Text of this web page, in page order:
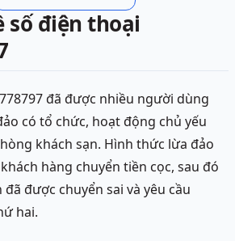
số điện thoại
đã được nhiều người dùng
có tổ chức, hoạt động chủ yếu
khách sạn. Hình thức lừa đảo
hàng chuyển tiền cọc, sau đó
được chuyển sai và yêu cầu
hai.